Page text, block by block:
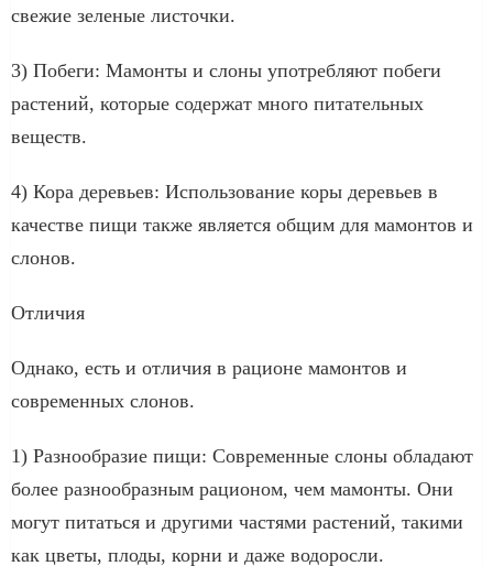
свежие зеленые листочки.
3) Побеги: Мамонты и слоны употребляют побеги
растений, которые содержат много питательных
веществ.
4) Кора деревьев: Использование коры деревьев в
качестве пищи также является общим для мамонтов и
слонов.
Отличия
Однако, есть и отличия в рационе мамонтов и
современных слонов.
1) Разнообразие пищи: Современные слоны обладают
более разнообразным рационом, чем мамонты. Они
могут питаться и другими частями растений, такими
как цветы, плоды, корни и даже водоросли.